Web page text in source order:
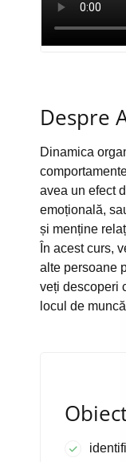
Despre
Dinamica
avea un efect
emoțională,
și menține
În acest curs,
alte persoane
veți descoperi
locul de